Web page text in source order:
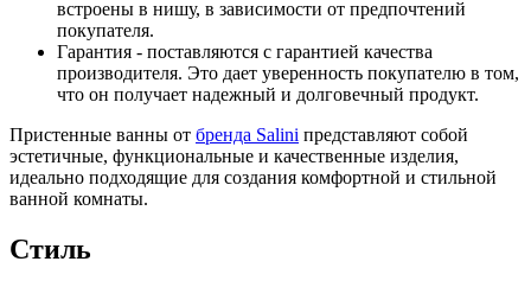
встроены в нишу, в зависимости от предпочтений
покупателя.
Гарантия - поставляются с гарантией качества
производителя. Это дает уверенность покупателю в том,
что он получает надежный и долговечный продукт.
Пристенные ванны от бренда Salini представляют собой
эстетичные, функциональные и качественные изделия,
идеально подходящие для создания комфортной и стильной
ванной комнаты.
Стиль